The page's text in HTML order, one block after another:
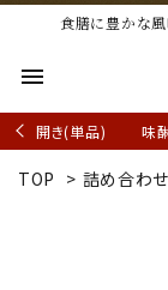
食膳に豊かな
menu
開き(単品) 味
TOP > 詰め合わ